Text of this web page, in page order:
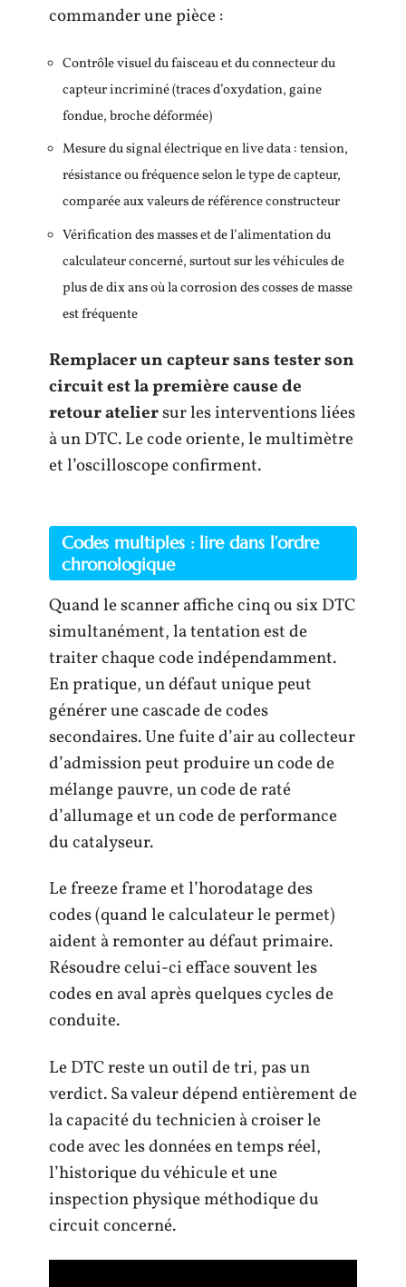
commander une pièce :
Contrôle visuel du faisceau et du connecteur du
capteur incriminé (traces d’oxydation, gaine
fondue, broche déformée)
Mesure du signal électrique en live data : tension,
résistance ou fréquence selon le type de capteur,
comparée aux valeurs de référence constructeur
Vérification des masses et de l’alimentation du
calculateur concerné, surtout sur les véhicules de
plus de dix ans où la corrosion des cosses de masse
est fréquente
Remplacer un capteur sans tester son
circuit est la première cause de
retour ateliersur les interventions liées
à un DTC. Le code oriente, le multimètre
et l’oscilloscope confirment.
Codes multiples : lire dans l’ordre
chronologique
Quand le scanner affiche cinq ou six DTC
simultanément, la tentation est de
traiter chaque code indépendamment.
En pratique, un défaut unique peut
générer une cascade de codes
secondaires. Une fuite d’air au collecteur
d’admission peut produire un code de
mélange pauvre, un code de raté
d’allumage et un code de performance
du catalyseur.
Le freeze frame et l’horodatage des
codes (quand le calculateur le permet)
aident à remonter au défaut primaire.
Résoudre celui-ci efface souvent les
codes en aval après quelques cycles de
conduite.
Le DTC reste un outil de tri, pas un
verdict. Sa valeur dépend entièrement de
la capacité du technicien à croiser le
code avec les données en temps réel,
l’historique du véhicule et une
inspection physique méthodique du
circuit concerné.